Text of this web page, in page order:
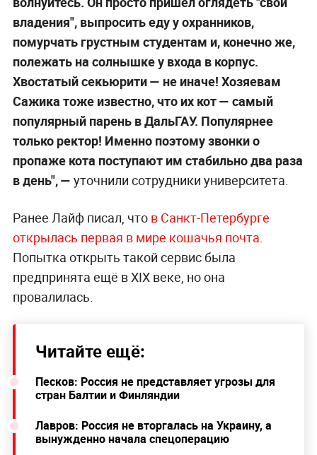
владения", выпросить еду у охранников,
помурчать грустным студентам и, конечно же,
полежать на солнышке у входа в корпус.
Хвостатый секьюрити — не иначе! Хозяевам
Сажика тоже известно, что их кот — самый
популярный парень в ДальГАУ. Популярнее
только ректор! Именно поэтому звонки о
пропаже кота поступают им стабильно два раза
в день", — уточнили сотрудники университета.
Ранее Лайф писал, что в Санкт-Петербурге
открылась первая в мире кошачья почта.
Попытка открыть такой сервис была
предпринята ещё в XIX веке, но она
провалилась.
Читайте ещё:
Песков: Россия не представляет угрозы для
стран Балтии и Финляндии
Лавров: Россия не вторгалась на Украину, а
вынужденно начала спецоперацию